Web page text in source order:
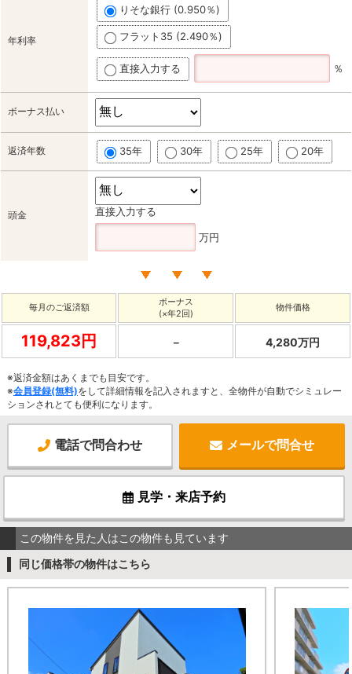
年利率
りそな銀行 (0.950％)
フラット35 (2.490％)
直接入力する ％
ボーナス払い
返済年数 35年 30年 25年 20年
頭金 直接入力する
万円
毎月のご返済額
ボーナス
(×年2回)
物件価格
119,823円 － 4,280万円
※返済金額はあくまでも目安です。
※会員登録(無料)をして詳細情報を記入されますと、全物件が自動でシミュレー
ションされとても便利になります。
電話で問合わせ メールで問合せ
見学・来店予約
この物件を見た人はこの物件も見ています
同じ価格帯の物件はこちら